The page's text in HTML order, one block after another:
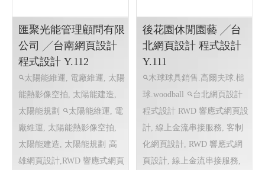
高雄廣告招牌製作,LED光
源造型立體字,戶外帆布,大型
看板,企業形像牆,打卡造形牆,
店面招牌設計,金屬字,壓克力
字,無接縫燈箱,中空板燈箱
網站製作 網頁設計推薦 網頁
設計推薦 客製化網站製作